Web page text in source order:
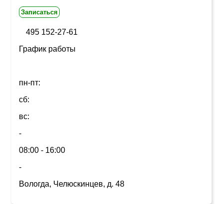
Записаться
495 152-27-61
График работы
пн-пт:
сб:
вс:
-
08:00 - 16:00
-
Вологда, Челюскинцев, д. 48